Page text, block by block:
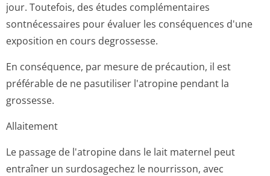
jour. Toutefois, des études complémentaires
sontnécessaires pour évaluer les conséquences d'une
exposition en cours degrossesse.
En conséquence, par mesure de précaution, il est
préférable de ne pasutiliser l'atropine pendant la
grossesse.
Allaitement
Le passage de l'atropine dans le lait maternel peut
entraîner un surdosagechez le nourrisson, avec